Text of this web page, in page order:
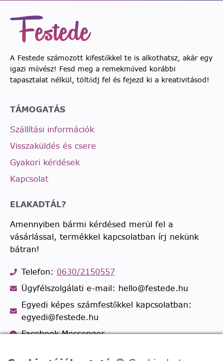
A Festede számozott kifestőkkel te is alkothatsz, akár egy
igazi művész! Fesd meg a remekműved korábbi
tapasztalat nélkül, töltődj fel és fejezd ki a kreativitásod!
TÁMOGATÁS
Szállítási információk
Visszaküldés és csere
Gyakori kérdések
Kapcsolat
ELAKADTÁL?
Amennyiben bármi kérdésed merül fel a
vásárlással, termékkel kapcsolatban írj nekünk
bátran!
Telefon: 0630/2150557
Ügyfélszolgálati e-mail: hello@festede.hu
Egyedi képes számfestőkkel kapcsolatban:
egyedi@festede.hu
Facebook Messenger